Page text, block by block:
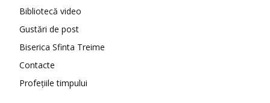
Bibliotecă video
Gustări de post
Biserica Sfinta Treime
Contacte
Profețiile timpului